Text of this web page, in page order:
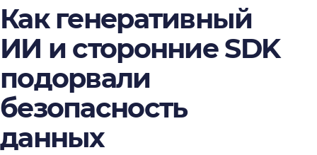
Как генеративный
ИИ и сторонние SDK
подорвали
безопасность
данных